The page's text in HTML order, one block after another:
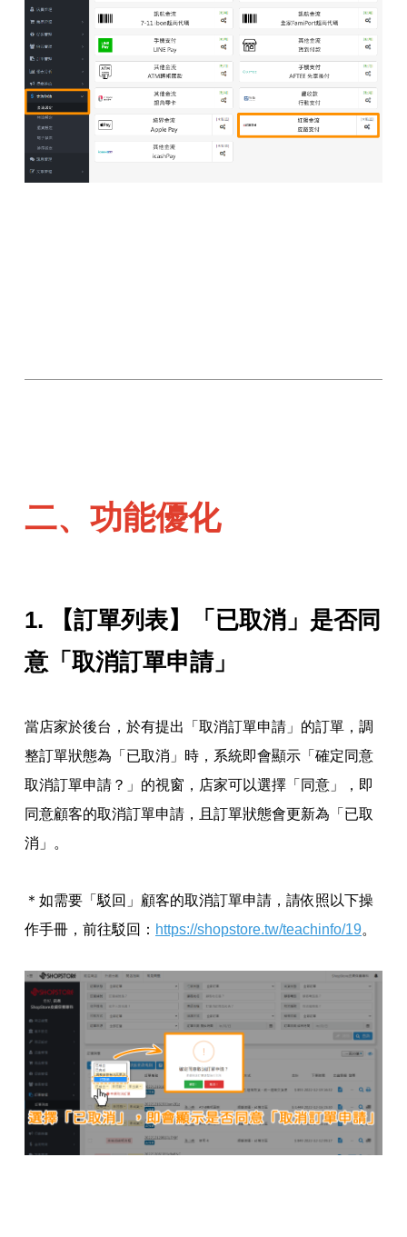
二、功能優化
1. 【訂單列表】「已取消」是否同
意「取消訂單申請」
當店家於後台，於有提出「取消訂單申請」的訂單，調
整訂單狀態為「已取消」時，系統即會顯示「確定同意
取消訂單申請？」的視窗，店家可以選擇「同意」，即
同意顧客的取消訂單申請，且訂單狀態會更新為「已取
消」。
＊如需要「駁回」顧客的取消訂單申請，請依照以下操
作手冊，前往駁回： https://shopstore.tw/teachinfo/19。